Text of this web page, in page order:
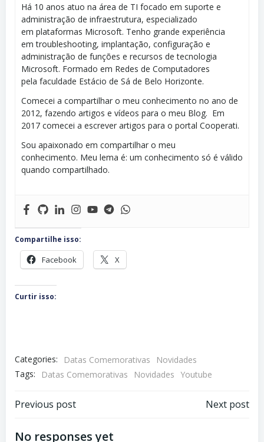
Há 10 anos atuo na área de TI focado em suporte e
administração de infraestrutura, especializado
em plataformas Microsoft. Tenho grande experiência
em troubleshooting, implantação, configuração e
administração de funções e recursos de tecnologia
Microsoft. Formado em Redes de Computadores
pela faculdade Estácio de Sá de Belo Horizonte.
Comecei a compartilhar o meu conhecimento no ano de
2012, fazendo artigos e vídeos para o meu Blog. Em
2017 comecei a escrever artigos para o portal Cooperati.
Sou apaixonado em compartilhar o meu
conhecimento. Meu lema é: um conhecimento só é válido
quando compartilhado.
Compartilhe isso:
Facebook X
Curtir isso:
Categories: Datas Comemorativas
Novidades
Tags:
Datas Comemorativas Novidades Youtube
Navegação
Previous post
Navegação
Next post
No responses yet